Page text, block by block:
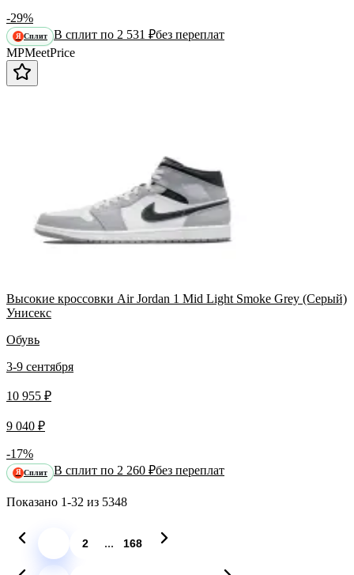
-29%
Я Сплит В сплит по 2 531 ₽без переплат
MPMeetPrice
Высокие кроссовки Air Jordan 1 Mid Light Smoke Grey (Серый)
Унисекс
Обувь
3-9 сентября
10 955 ₽
9 040 ₽
-17%
Я Сплит В сплит по 2 260 ₽без переплат
Показано 1-32 из 5348
2 ... 168